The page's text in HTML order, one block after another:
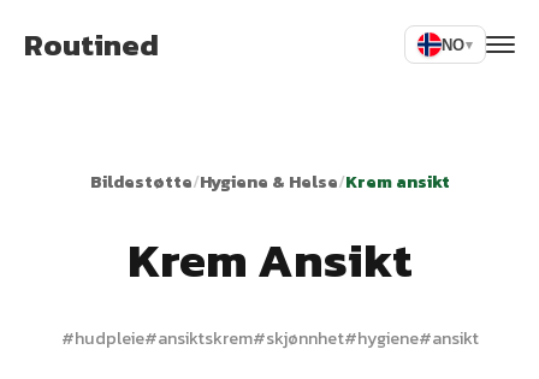
Routined NO▾
Bildestøtte/Hygiene & Helse/Krem ansikt
Krem Ansikt
#hudpleie#ansiktskrem#skjønnhet#hygiene#ansikt